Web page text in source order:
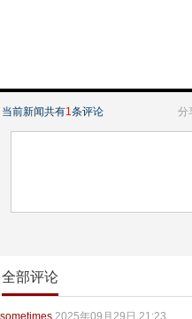
当前新闻共有1条评论 分
全部评论
sometimes 2025年09月29日 21:23